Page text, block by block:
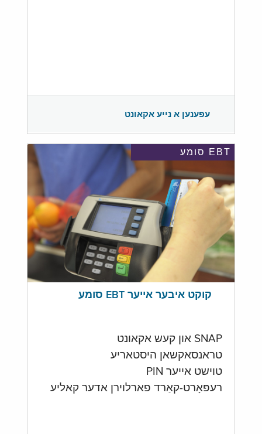
עפענען א נייע אקאונט
EBT סומע
קוקט איבער אייער EBT סומע
SNAP און קעש אקאונט
טראנסאקשאן היסטאריע
טוישט אייער PIN
רעפּאָרט-קאַרד פארלוירן אדער קאליע